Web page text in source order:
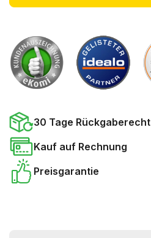
30 Tage Rückgaberecht
Kauf auf Rechnung
Preisgarantie